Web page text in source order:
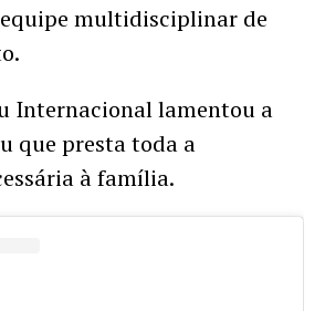
multidisciplinar de
Internacional lamentou a
que presta toda a
à família.